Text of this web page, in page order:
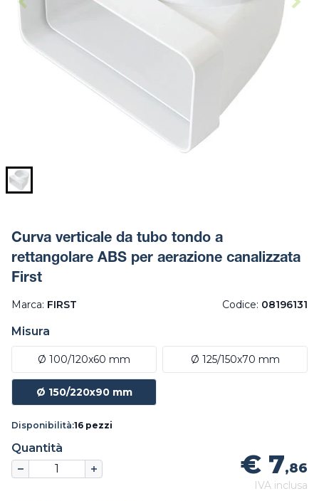
Curva verticale da tubo tondo a
rettangolare ABS per aerazione canalizzata
First
Marca: FIRST Codice: 08196131
Misura
Ø 100/120x60 mm Ø 125/150x70 mm
Ø 150/220x90 mm
Disponibilità:16 pezzi
Quantità
€ 7,86
IVA inclusa